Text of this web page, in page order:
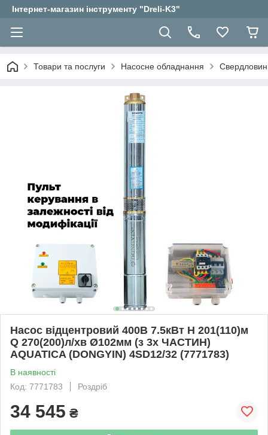
Інтернет-магазин інструменту "Dreli-K3"
Товари та послуги Насосне обладнання
Насос відцентровий 400В 7.5кВт H 201(110)м
Q 270(200)л/хв Ø102мм (з 3х ЧАСТИН)
AQUATICA (DONGYIN) 4SD12/32 (7771783)
В наявності
Код: 7771783
Роздріб
34 545 ₴